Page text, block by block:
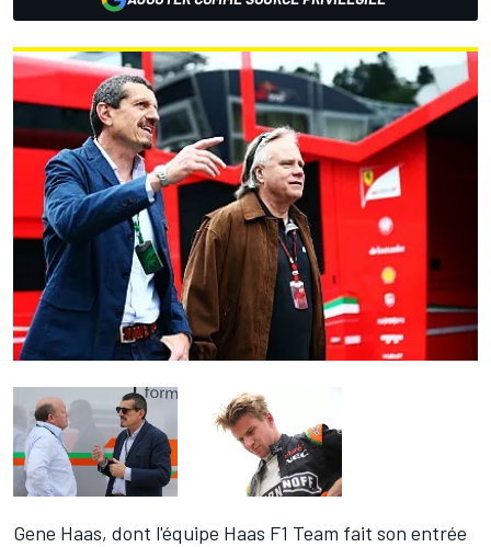
Gene Haas, dont l'équipe Haas F1 Team fait son entrée